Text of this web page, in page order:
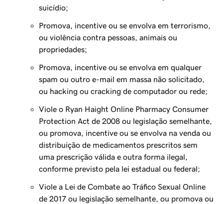
suicídio;
Promova, incentive ou se envolva em terrorismo,
ou violência contra pessoas, animais ou
propriedades;
Promova, incentive ou se envolva em qualquer
spam ou outro e-mail em massa não solicitado,
ou hacking ou cracking de computador ou rede;
Viole o Ryan Haight Online Pharmacy Consumer
Protection Act de 2008 ou legislação semelhante,
ou promova, incentive ou se envolva na venda ou
distribuição de medicamentos prescritos sem
uma prescrição válida e outra forma ilegal,
conforme previsto pela lei estadual ou federal;
Viole a Lei de Combate ao Tráfico Sexual Online
de 2017 ou legislação semelhante, ou promova ou